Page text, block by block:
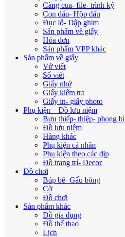
Càng cua- file- trình ký
Con dấu- Hộp dấu
Đục lỗ- Dập ghim
Sản phẩm về giấy
Hóa đơn
Sản phẩm VPP khác
Sản phẩm về giấy
Vở viết
Sổ viết
Giấy nhớ
Giấy kiểm tra
Giấy in- giấy photo
Phụ kiện – Đồ lưu niệm
Bưu thiếp- thiệp- phong bì
Đồ lưu niệm
Hàng khác
Phụ kiện cá nhân
Phụ kiện theo các dịp
Đồ trang trí- Decor
Đồ chơi
Búp bê- Gấu bông
Cờ
Đồ chơi
Sản phẩm khác
Đồ gia dụng
Đồ thể thao
Lịch